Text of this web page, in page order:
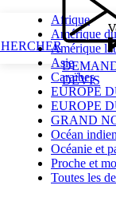
DEVIS
Afrique
Amérique
Amérique
Asie
Caraïbes
EUROPE
EUROPE
GRAND
Océan indien
Océanie et
Proche et
Toutes les